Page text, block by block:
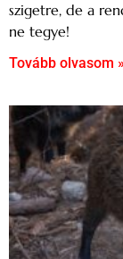
szigetre, de a
ne tegye!
Tovább olvasom »